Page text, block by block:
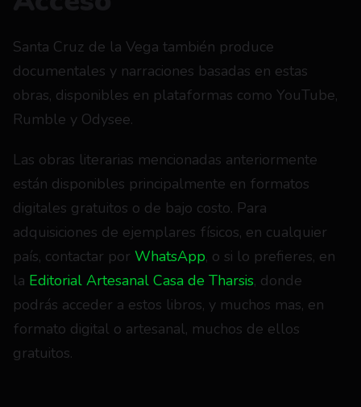
Santa Cruz de la Vega también produce
documentales y narraciones basadas en estas
obras, disponibles en plataformas como YouTube,
Rumble y Odysee.
Las obras literarias mencionadas anteriormente
están disponibles principalmente en formatos
digitales gratuitos o de bajo costo. Para
adquisiciones de ejemplares físicos, en cualquier
país, contactar por WhatsApp, o si lo prefieres, en
la Editorial Artesanal Casa de Tharsis, donde
podrás acceder a estos libros, y muchos mas, en
formato digital o artesanal, muchos de ellos
gratuitos.